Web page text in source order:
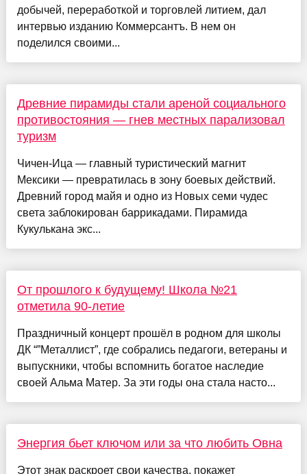
добычей, переработкой и торговлей литием, дал
интервью изданию Коммерсантъ. В нем он
поделился своими...
Древние пирамиды стали ареной социального
противостояния — гнев местных парализовал
туризм
Чичен-Ица — главный туристический магнит
Мексики — превратилась в зону боевых действий.
Древний город майя и одно из Новых семи чудес
света заблокирован баррикадами. Пирамида
Кукулькана экс...
От прошлого к будущему! Школа №21
отметила 90-летие
Праздничный концерт прошёл в родном для школы
ДК “”Металлист”, где собрались педагоги, ветераны и
выпускники, чтобы вспомнить богатое наследие
своей Альма Матер. За эти годы она стала насто...
Энергия бьет ключом или за что любить Овна
Этот знак раскроет свои качества, покажет